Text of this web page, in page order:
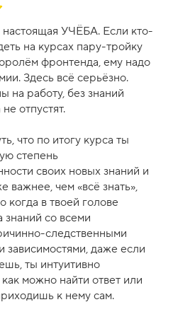
настоящая УЧЁБА. Если кто-
на курсах пару-тройку
фронтенда, ему надо
Здесь всё серьёзно.
на работу, без знаний
отпустят.
что по итогу курса ты
степень
своих новых знаний и
важнее, чем «всё знать»,
когда в твоей голове
знаний со всеми
следственными
зависимостями, даже если
ты интуитивно
можно найти ответ или
к нему сам.